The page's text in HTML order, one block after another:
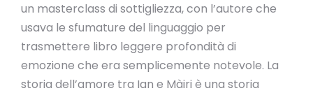
un masterclass di sottigliezza, con l’autore che
usava le sfumature del linguaggio per
trasmettere libro leggere profondità di
emozione che era semplicemente notevole. La
storia dell’amore tra Ian e Màiri è una storia